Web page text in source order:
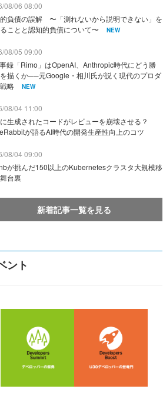
08/06 08:00
負債の誤解 〜「測れないから説明できない」を
ことと認知的負債について〜
NEW
08/05 09:00
録「Rimo」はOpenAI、Anthropic時代にどう勝
描くか──元Google・相川氏が説く現代のプロダ
略
NEW
08/04 11:00
生成されたコードがレビューを崩壊させる？
が語るAI時代の開発生産性向上のコツ
08/04 09:00
が挑んだ150以上のKubernetesクラスタ大規模移
台裏
新着記事一覧を見る
ント